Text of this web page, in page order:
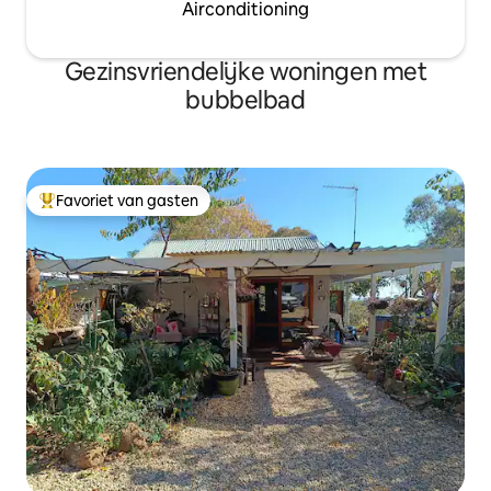
Airconditioning
Gezinsvriendelijke woningen met
bubbelbad
Topfavoriet van gasten
Favoriet van gasten